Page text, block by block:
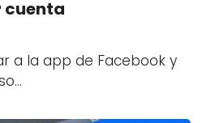
a la app de Facebook y